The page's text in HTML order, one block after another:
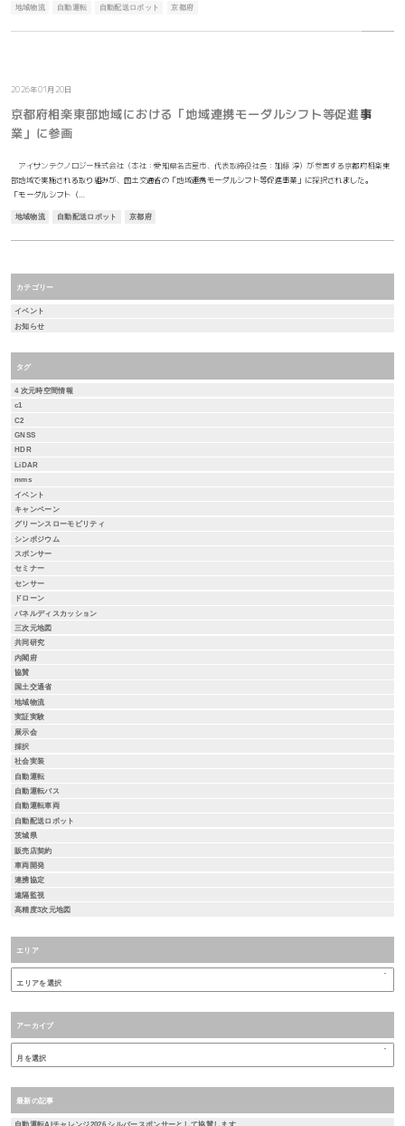
地域物流 自動運転 自動配送ロボット 京都府
2026年01月20日
京都府相楽東部地域における「地域連携モーダルシフト等促進事
業」に参画
アイサンテクノロジー株式会社（本社：愛知県名古屋市、代表取締役社長：加藤 淳）が参画する京都府相楽東
部地域で実施される取り組みが、国土交通省の「地域連携モーダルシフト等促進事業」に採択されました。
「モーダルシフト（…
地域物流 自動配送ロボット 京都府
カテゴリー
イベント
お知らせ
タグ
4 次元時空間情報
c1
C2
GNSS
HDR
LiDAR
mms
イベント
キャンペーン
グリーンスローモビリティ
シンポジウム
スポンサー
セミナー
センサー
ドローン
パネルディスカッション
三次元地図
共同研究
内閣府
協賛
国土交通省
地域物流
実証実験
展示会
採択
社会実装
自動運転
自動運転バス
自動運転車両
自動配送ロボット
茨城県
販売店契約
車両開発
連携協定
遠隔監視
高精度3次元地図
エリア
アーカイブ
最新の記事